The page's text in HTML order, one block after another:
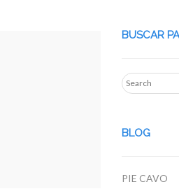
BUSCAR
BLOG
PIE CAVO